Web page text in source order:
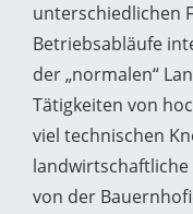
unterschiedlichen
Betriebsabläufe
der „normalen“
Tätigkeiten von
viel technischen
landwirtschaftliche
von der